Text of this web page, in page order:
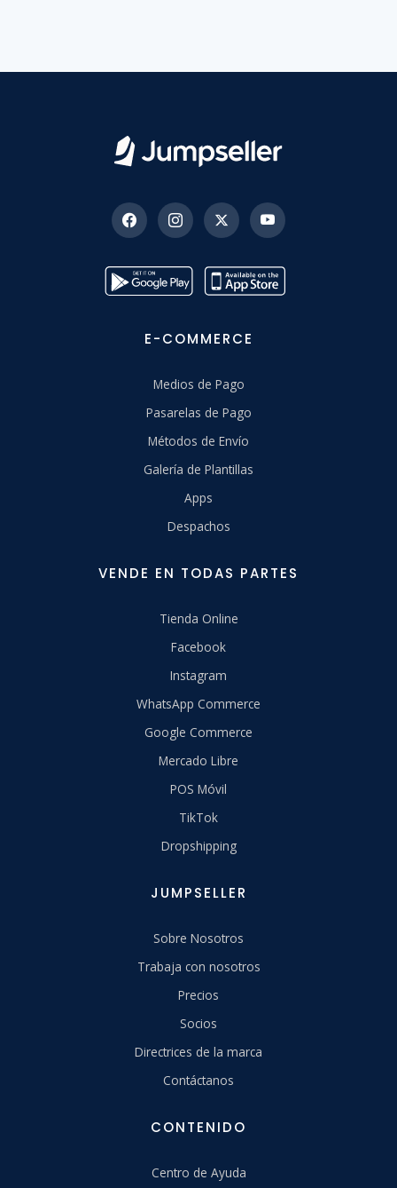
E-COMMERCE
Medios de Pago
Pasarelas de Pago
Métodos de Envío
Galería de Plantillas
Apps
Despachos
VENDE EN TODAS PARTES
Tienda Online
Facebook
Instagram
WhatsApp Commerce
Google Commerce
Mercado Libre
POS Móvil
TikTok
Dropshipping
JUMPSELLER
Sobre Nosotros
Trabaja con nosotros
Precios
Socios
Directrices de la marca
Contáctanos
CONTENIDO
Centro de Ayuda